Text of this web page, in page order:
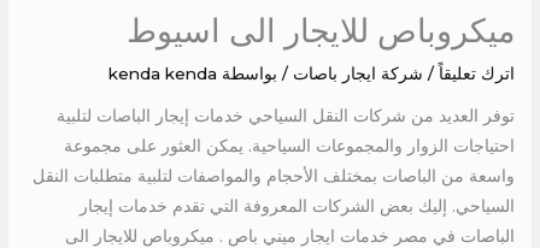
ميكروباص للايجار الى اسيوط
اترك تعليقاً / شركة ايجار باصات / بواسطة kenda kenda
توفر العديد من شركات النقل السياحي خدمات إيجار الباصات لتلبية
احتياجات الزوار والمجموعات السياحية. يمكن العثور على مجموعة
واسعة من الباصات بمختلف الأحجام والمواصفات لتلبية متطلبات النقل
السياحي. إليك بعض الشركات المعروفة التي تقدم خدمات إيجار
الباصات في مصر خدمات ايجار ميني باص . ميكروباص للايجار الى